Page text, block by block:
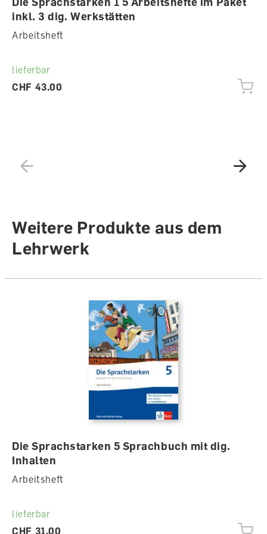
inkl. 3 dig. Werkstätten
Arbeitsheft
lieferbar
CHF 43.00
Weitere Produkte aus dem
Lehrwerk
Die Sprachstarken 5 Sprachbuch mit dig.
Inhalten
Arbeitsheft
lieferbar
CHF 31.00